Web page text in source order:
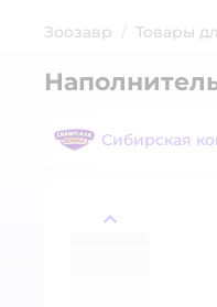
Зоозавр Товары
назад
Сибирская